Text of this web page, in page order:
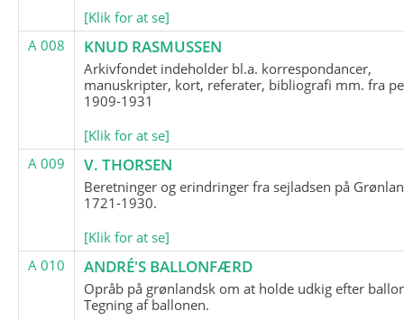
[Klik for at se]
A 008
KNUD RASMUSSEN
Arkivfondet indeholder bl.a. korrespondancer,
manuskripter, kort, referater, bibliografi mm. fra
1909-1931
[Klik for at se]
A 009
V. THORSEN
Beretninger og erindringer fra sejladsen på
1721-1930.
[Klik for at se]
A 010
ANDRÉ'S BALLONFÆRD
Opråb på grønlandsk om at holde udkig efter
Tegning af ballonen.